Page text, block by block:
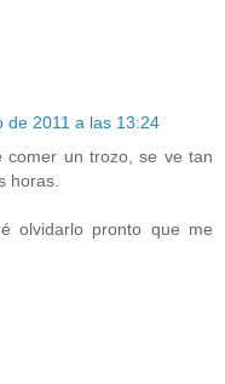
de 2011 a las 13:24
comer un trozo, se ve tan
horas.
olvidarlo pronto que me